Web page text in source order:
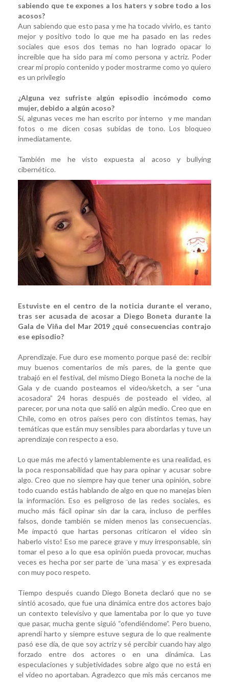
sabiendo que te expones a los haters y sobre todo a los
acosos?
Aun sabiendo que esto pasa y me ha tocado vivirlo, es tanto
mejor y positivo todo lo que me ha pasado en las redes
sociales que esos dos temas no han logrado opacar lo
increíble que ha sido para mí como persona y actriz. Poder
crear mi propio contenido y poder mostrarme como yo quiero
es un privilegio
¿Alguna vez sufriste algún episodio incómodo como
mujer, debido a algún acoso?
Sí, algunas veces me han escrito por interno y me mandan
fotos o me dicen cosas subidas de tono. Los bloqueo
inmediatamente.
También me he visto expuesta al acoso y bullying
cibernético.
Estuviste en el centro de la noticia durante el verano,
tras ser acusada de acosar a Diego Boneta durante la
Gala de Viña del Mar 2019 ¿qué consecuencias contrajo
ese episodio?
Aprendizaje. Fue duro ese momento porque pasé de: recibir
muy buenos comentarios de mis pares, de la gente que
trabajó en el festival, del mismo Diego Boneta la noche de la
Gala y de cuando posteamos el video/sketch, a ser “una
acosadora” 24 horas después de posteado el video, al
parecer, por una nota que salió en algún medio. Creo que en
Chile, como en otros países pero con distintos temas, hay
temáticas que están muy sensibles para abordarlas y tuve un
aprendizaje con respecto a eso.
Lo que más me afectó y lamentablemente es una realidad, es
la poca responsabilidad que hay para opinar y acusar sobre
algo. Creo que no siempre hay que tener una opinión, sobre
todo cuando estás hablando de algo en que no manejas bien
la información. Eso es peligroso de las redes sociales, es
mucho más fácil opinar sin dar la cara, incluso de perfiles
falsos, donde también se miden menos las consecuencias.
Me impactó que hartas personas criticaron el video sin
haberlo visto! Eso me parece grave y muy irresponsable, sin
tomar el peso a lo que esa opinión pueda provocar, muchas
veces es hecha por ser parte de ¨una masa¨ y es expresada
con muy poco respeto.
Tiempo después cuando Diego Boneta declaró que no se
sintió acosado, que fue una dinámica entre dos actores bajo
un contexto televisivo y que lamentaba por lo que yo tuve
que pasar, mucha gente siguió “ofendiéndome”. Pero bueno,
aprendí harto y siempre estuve segura de lo que realmente
pasó ese día, de que soy actriz y sé percibir cuando hay algo
forzado entre dos actores o en una dinámica. Las
especulaciones y subjetividades sobre algo que no está en
el video no aportaban. Agradezco que mis más cercanos me